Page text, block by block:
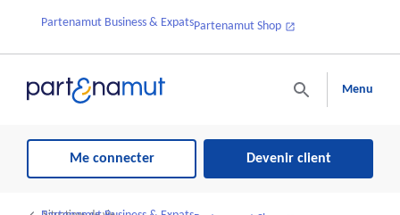
Partenamut Business & ExpatsPartenamut Shop
Menu
Me connecter Devenir client